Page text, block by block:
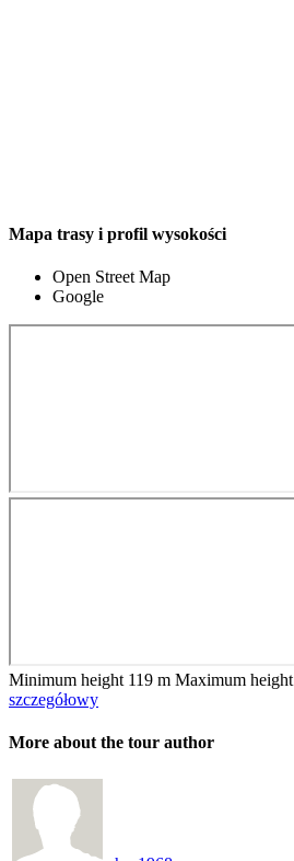
Mapa trasy i profil wysokości
Open Street Map
Google
Minimum height 119 m Maximum height
szczegółowy
More about the tour author